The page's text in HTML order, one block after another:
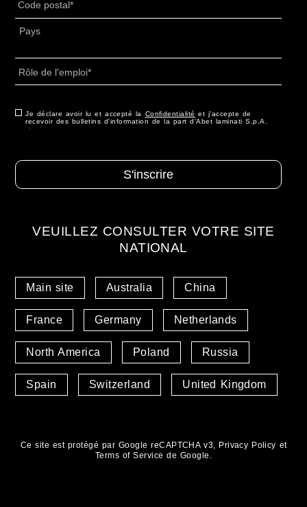
Adresse
Pays
de
Consenso *
Je déclare avoir lu et accepté la Confidentialité et j'accepte de
recevoir des bulletins d'information de la part d'Abet laminati S.p.A.
*
VEUILLEZ CONSULTER VOTRE SITE
NATIONAL
Main site Australia China
France Germany Netherlands
North America Poland Russia
Spain Switzerland United Kingdom
Ce site est protégé par Google reCAPTCHA v3, Privacy Policy et
Terms of Service de Google.